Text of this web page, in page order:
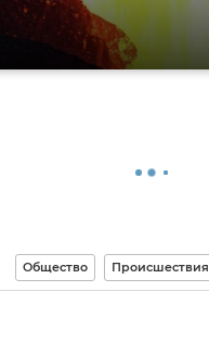
Общество Происшествия